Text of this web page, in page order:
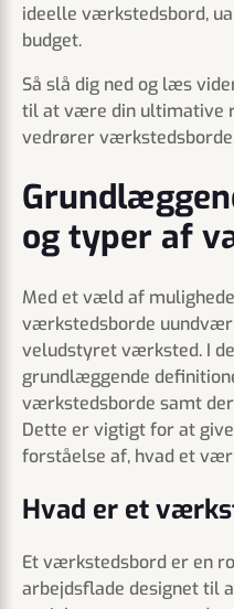
ideelle værkstedsbord,
budget.
Så slå dig ned og læs
til at være din ultimative
vedrører
og typer af
Med et væld af
værkstedsborde
veludstyret værksted. I
grundlæggende
værkstedsborde samt
Dette er vigtigt for at
forståelse af, hvad et
Hvad er et
Et værkstedsbord er en
arbejdsflade designet til